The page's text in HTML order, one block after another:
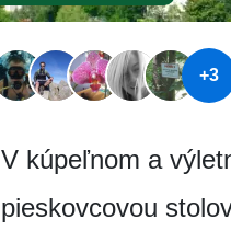
+3
V kúpeľnom a
pieskovcovou